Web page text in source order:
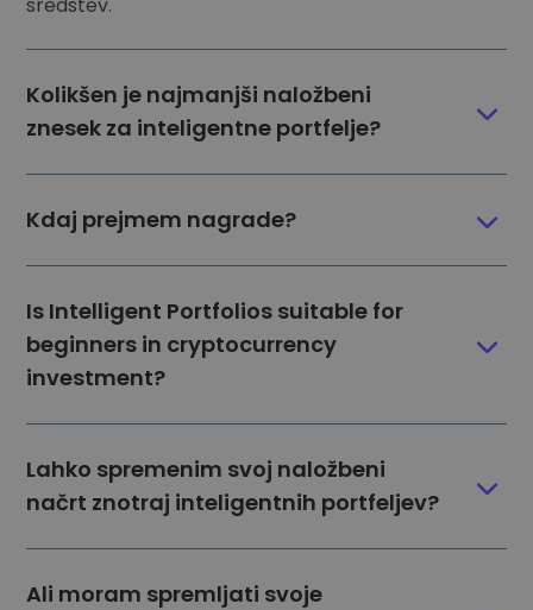
Kolikšen je najmanjši naložbeni
znesek za inteligentne portfelje?
Kdaj prejmem nagrade?
Is Intelligent Portfolios suitable for
beginners in cryptocurrency
investment?
Lahko spremenim svoj naložbeni
načrt znotraj inteligentnih portfeljev?
Ali moram spremljati svoje